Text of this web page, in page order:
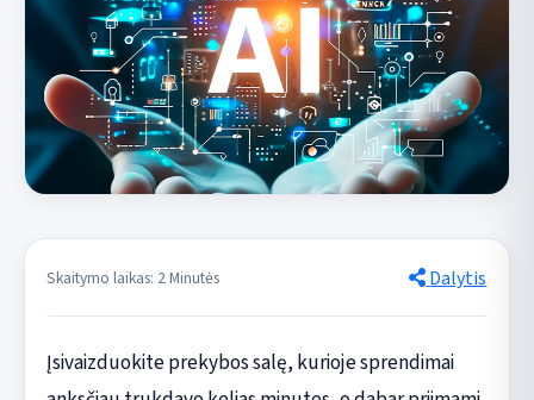
Skaitymo laikas: 2 Minutės Dalytis
Įsivaizduokite prekybos salę, kurioje sprendimai